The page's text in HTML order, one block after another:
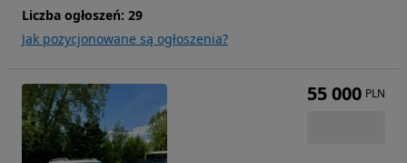
Liczba ogłoszeń: 29
Jak pozycjonowane są ogłoszenia?
55 000 PLN